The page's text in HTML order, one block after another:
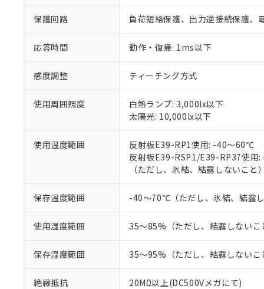
保護回路 負荷短絡保護、出力逆接続保護、
応答時間 動作・復帰: 1ms以下
感度調整 ティーチング方式
使用周囲照度
白熱ランプ: 3,000lx以下
太陽光: 10,000lx以下
使用温度範囲
反射板E39-RP1使用: -40～60℃
反射板E39-RSP1/E39-RP37使
（ただし、氷結、結露しないこと）
保存温度範囲 -40～70℃（ただし、氷結、結露し
使用湿度範囲 35～85%（ただし、結露しないこ
保存湿度範囲 35～95%（ただし、結露しないこ
絶縁抵抗 20MΩ以上(DC500Vメガにて)
ご利用条件
本サービス
当社制御機
在庫状況お
のであり、
い。
当社販売員
オムロン制
す。
マイパーツ
ている必要が
お客様が当
が、当社の
対応済み：EU
対応予定：EU
対応予定なし：
調査・確認中：
があります。
*EU RoHS指令（10物質
鉛(Pb) 1000ppm以下、
六価クロム(Cr(Ⅵ))
フタル酸ビス(2-エチル
ル（DBP） 1000ppm
但し、RoHS指令で産業
フタル酸エステル類の
※2 対応予定月
※3 非含有証明
※1 中国
「○」：最大均質
「×」：最大均質
「－」：未確認で
Pb(鉛) :1000ppm、 Hg(
Cr(Ⅵ)(六価クロム) :
DBP(フタル酸ジブチ
DEHP(フタル酸ビス(2-
※2 環境保護使
「ｅ」：有害物質
味します。
「－」：未確認で
当社は、こ
などの必要
当社は規制
ます。
当社は貴社
置等に一切
当社は、貴
記
○ 一定数以
一定数に
在庫な
機器販
空
受注生